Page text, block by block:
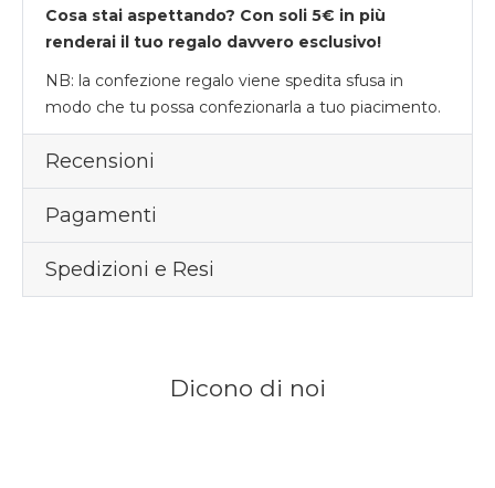
Cosa stai aspettando? Con soli 5€ in più
renderai il tuo regalo davvero esclusivo!
NB: la confezione regalo viene spedita sfusa in
modo che tu possa confezionarla a tuo piacimento.
Recensioni
Pagamenti
Spedizioni e Resi
Dicono di noi